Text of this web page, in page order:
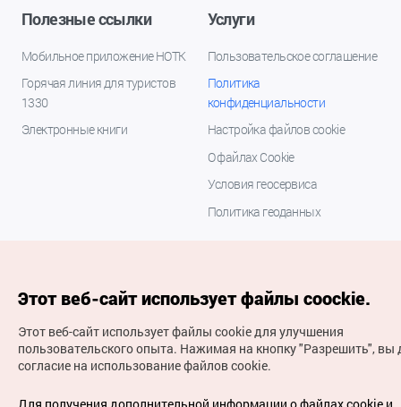
Полезные ссылки
Мобильное приложение НОТК
Горячая линия для туристов
1330
Электронные книги
Услуги
Пользовательское соглашение
Политика
конфиденциальности
Настройка файлов cookie
О файлах Cookie
Условия геосервиса
Политика геоданных
(с) Национальная организация туризма Кореи Все
права защищены
Этот веб-сайт использует файлы coockie.
Этот веб-сайт использует файлы cookie для улучшения
пользовательского опыта. Нажимая на кнопку "Разрешить", вы
согласие на использование файлов cookie.